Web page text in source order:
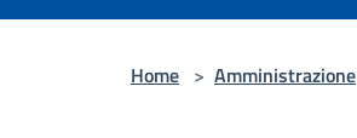
Home > Amministrazione